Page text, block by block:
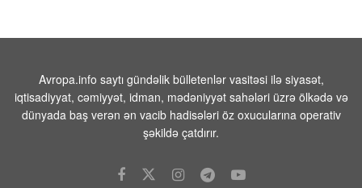
daxma almağa çağırır
09 AVQUST 2026 / 13:07 19
Odessa və Çernomorsk limanlarında
hərbi texnika anbarlarına zərbələr
09 AVQUST 2026 / 10:38 3
Avropa.info saytı gündəlik bülletenlər vasitəsi ilə siyasət,
iqtisadiyyat, cəmiyyət, idman, mədəniyyət sahələri üzrə ölkədə və
dünyada baş verən ən vacib hadisələri öz oxucularına operativ
şəkildə çatdırır.